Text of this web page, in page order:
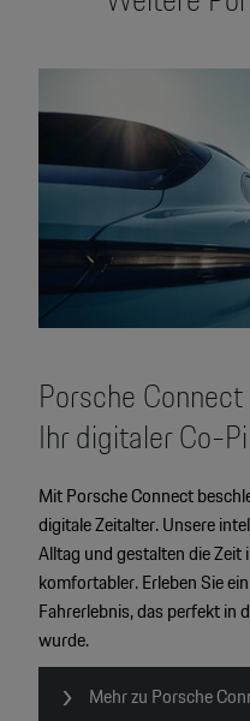
Porsche Connect
Ihr digitaler Co-
Mit Porsche Connect
digitale Zeitalter. Unsere
Alltag und gestalten die Zeit
komfortabler. Erleben Sie
Fahrerlebnis, das perfekt in
wurde.
Mehr zu Porsche